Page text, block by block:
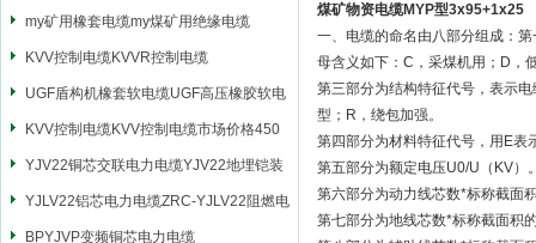
my矿用橡套电缆my煤矿用绝缘电缆
KVV控制电缆KVVR控制电缆
UGF盾构机橡套软电缆UGF高压橡胶软电
缆
KVV控制电缆KVV控制电缆市场价格450
YJV22铜芯交联电力电缆YJV22地埋铠装
电源电缆
YJLV22铝芯电力电缆ZRC-YJLV22阻燃电
力电缆
BPYJVP变频铜芯电力电缆
煤矿物资电缆MYP型3x95+1x25
一、电缆的命名由八部分组成：
母含义如下：C，采煤机用；D，
第三部分为结构特征代号，表示
型；R，绕包加强。
第四部分为材料特征代号，用E表
第五部分为额定电压U0/U（KV）
第六部分为动力线芯数*标称截面
第七部分为地线芯数*标称截面积